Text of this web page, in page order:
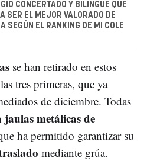
CONCERTADO Y BILINGÜE QUE
SER EL MEJOR VALORADO DE
SEGÚN EL RANKING DE MI COLE
se han retirado en estos
tres primeras, que ya
de diciembre. Todas
jaulas metálicas de
ha permitido garantizar su
mediante grúa.